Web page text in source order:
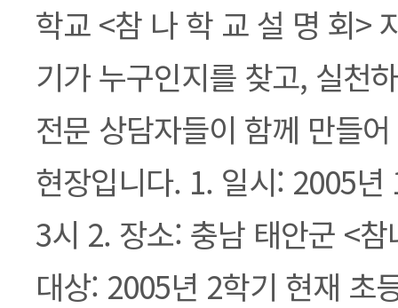
학교 <참 나 학 교 설 명 회>
기가 누구인지를 찾고, 실천
전문 상담자들이 함께 만들
현장입니다. 1. 일시: 2005년
3시 2. 장소: 충남 태안군 <
대상: 2005년 2학기 현재 초